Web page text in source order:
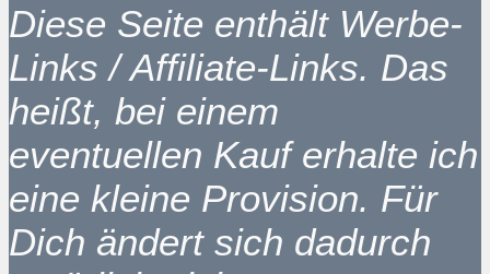
Diese Seite enthält Werbe-
Links / Affiliate-Links. Das
heißt, bei einem
eventuellen Kauf erhalte ich
eine kleine Provision. Für
Dich ändert sich dadurch